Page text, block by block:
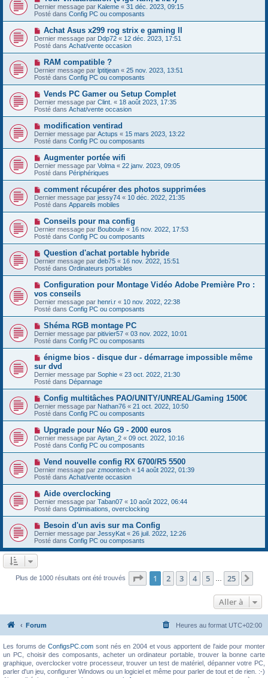
s
a
g
u
m
e
s
s
a
g
e
o
u
v
a
u
m
e
s
a
g
e
Dernier message par Kaleme « 31 déc. 2023, 09:15
Posté dans Config PC ou composants
N
o
u
v
e
a
u
m
e
s
s
a
g
Achat Asus x299 rog strix e gaming II
Dernier message par Ddp72 « 12 déc. 2023, 17:51
Posté dans Achat/vente occasion
N
o
u
v
e
u
m
e
s
s
a
g
RAM compatible ?
Dernier message par lptitjean « 25 nov. 2023, 13:51
Posté dans Config PC ou composants
N
o
u
v
a
u
m
e
s
s
a
g
Vends PC Gamer ou Setup Complet
Dernier message par Clint. « 18 août 2023, 17:35
Posté dans Achat/vente occasion
N
o
u
v
a
u
m
e
s
s
a
g
e
modification ventirad
Dernier message par Actups « 15 mars 2023, 13:22
Posté dans Config PC ou composants
N
o
u
v
a
u
m
e
s
s
a
g
e
Augmenter portée wifi
Dernier message par Volma « 22 janv. 2023, 09:05
Posté dans Périphériques
N
o
u
v
a
u
m
e
s
s
a
g
e
comment récupérer des photos supprimées
Dernier message par jessy74 « 10 déc. 2022, 21:35
Posté dans Appareils mobiles
N
o
u
v
a
u
m
e
s
s
a
g
e
Conseils pour ma config
Dernier message par Bouboule « 16 nov. 2022, 17:53
Posté dans Config PC ou composants
N
o
u
v
a
u
m
e
s
s
a
g
e
Question d'achat portable hybride
Dernier message par deb75 « 16 nov. 2022, 15:51
Posté dans Ordinateurs portables
N
u
v
e
a
u
m
e
s
s
a
g
e
Configuration pour Montage Vidéo Adobe Première Pro :
vos conseils
Dernier message par henri.r « 10 nov. 2022, 22:38
Posté dans Config PC ou composants
N
o
u
v
a
u
m
e
s
s
g
e
Shéma RGB montage PC
Dernier message par pitivier57 « 03 nov. 2022, 10:01
Posté dans Config PC ou composants
N
u
v
e
a
u
m
e
s
s
g
e
énigme bios - disque dur - démarrage impossible même
sur dvd
Dernier message par Sophie « 23 oct. 2022, 21:30
Posté dans Dépannage
N
o
u
v
e
a
u
m
e
s
s
a
g
Config multitâches PAO/UNITY/UNREAL/Gaming 1500€
Dernier message par Nathan76 « 21 oct. 2022, 10:50
Posté dans Config PC ou composants
N
o
u
v
e
u
m
e
s
s
a
g
e
Upgrade pour Néo G9 - 2000 euros
Dernier message par Aytan_2 « 09 oct. 2022, 10:16
Posté dans Config PC ou composants
N
o
u
v
a
u
m
e
s
a
g
e
Vend nouvelle config RX 6700/R5 5500
Dernier message par zmoontech « 14 août 2022, 01:39
Posté dans Achat/vente occasion
N
o
u
v
e
a
u
m
e
g
Aide overclocking
Dernier message par Taban07 « 10 août 2022, 06:44
Posté dans Optimisations, overclocking
N
o
u
v
e
m
e
Besoin d'un avis sur ma Config
Dernier message par JessyKat « 26 juil. 2022, 12:26
Posté dans Config PC ou composants
Plus de 1000 résultats ont été trouvés Page 1sur25
1 2 3 4 5 25
Aller à
Forum Heures au format UTC+02:00
Les forums deConfigsPC.com sont nés en 2004 et vous apportent de l'aide pour monter
un PC, choisir des composants, acheter un ordinateur portable, trouver la bonne carte
graphique, overclocker votre processeur, trouver un test de matériel, dépanner votre PC,
parler d'un jeu, configurer Windows ou un logiciel et même pour parler de tout et de rien. :-)